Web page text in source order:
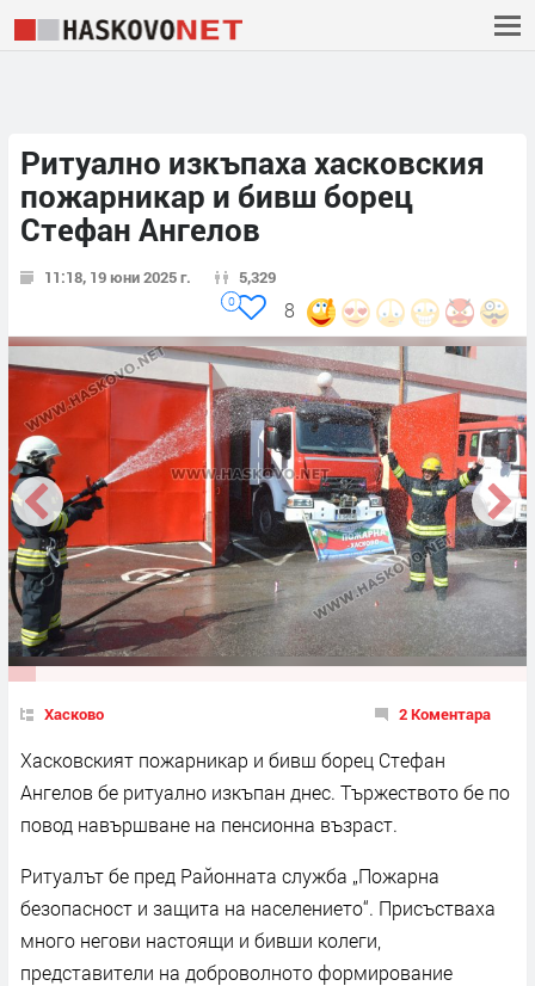
Ритуално изкъпаха хасковския
пожарникар и бивш борец
Стефан Ангелов
11:18, 19 юни 2025 г. 5,329
8
0
Хасково 2 Коментара
Хасковският пожарникар и бивш борец Стефан
Ангелов бе ритуално изкъпан днес. Тържеството бе по
повод навършване на пенсионна възраст.
Ритуалът бе пред Районната служба „Пожарна
безопасност и защита на населението“. Присъстваха
много негови настоящи и бивши колеги,
представители на доброволното формирование